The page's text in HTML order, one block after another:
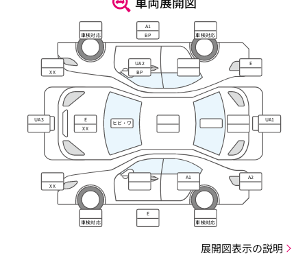
車検対応
A1
BP 車検対応
XX
UA2
BP
E
UA3 E
XX
ヒビ・ワ
レ・キズ
UA1
XX
A1 A2
車検対応
E
車検対応
展開図表示の説明